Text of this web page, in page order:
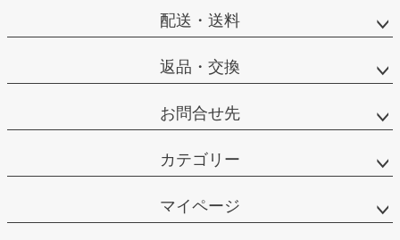
配送・送料
返品・交換
お問合せ先
カテゴリー
マイページ